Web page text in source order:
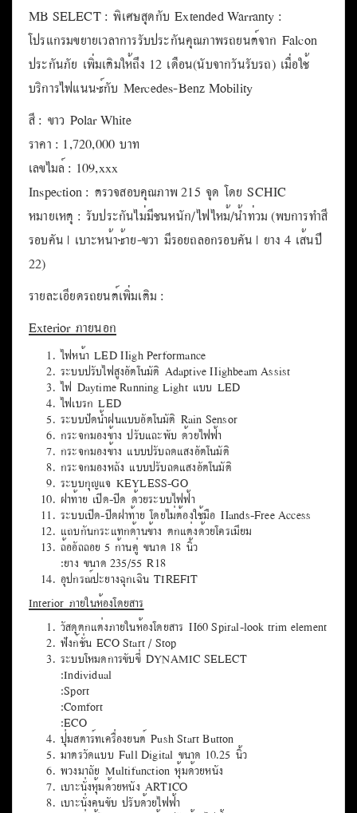
MB SELECT : พิเศษสุดกับ Extended Warranty :
โปรแกรมขยายเวลาการรับประกันคุณภาพรถยนต์จาก Falcon
ประกันภัย เพิ่มเติมให้ถึง 12 เดือน(นับจากวันรับรถ) เมื่อใช้
บริการไฟแนนซ์กับ Mercedes-Benz Mobility
สี : ขาว Polar White
ราคา : 1,720,000 บาท
เลขไมล์ : 109,xxx
Inspection : ตรวจสอบคุณภาพ 215 จุด โดย SCHIC
หมายเหตุ : รับประกันไม่มีชนหนัก/ไฟไหม้/น้ำท่วม (พบการทำสี
รอบคัน | เบาะหน้าซ้าย-ขวา มีรอยถลอกรอบคัน | ยาง 4 เส้นปี
22)
รายละเอียดรถยนต์เพิ่มเติม :
Exterior ภายนอก
ไฟหน้า LED High Performance
ระบบปรับไฟสูงอัตโนมัติ Adaptive Highbeam Assist
ไฟ Daytime Running Light แบบ LED
ไฟเบรก LED
ระบบปัดน้ำฝนแบบอัตโนมัติ Rain Sensor
กระจกมองข้าง ปรับและพับ ด้วยไฟฟ้า
กระจกมองข้าง แบบปรับลดแสงอัตโนมัติ
กระจกมองหลัง แบบปรับลดแสงอัตโนมัติ
ระบบกุญแจ KEYLESS-GO
ฝาท้าย เปิด-ปิด ด้วยระบบไฟฟ้า
ระบบเปิด-ปิดฝาท้าย โดยไม่ต้องใช้มือ Hands-Free Access
แถบกันกระแทกด้านข้าง ตกแต่งด้วยโครเมียม
ล้ออัลลอย 5 ก้านคู่ ขนาด 18 นิ้ว
:ยาง ขนาด 235/55 R18
อุปกรณ์ปะยางฉุกเฉิน TIREFIT
Interior ภายในห้องโดยสาร
วัสดุตกแต่งภายในห้องโดยสาร H60 Spiral-look trim element
ฟังก์ชั่น ECO Start / Stop
ระบบโหมดการขับขี่ DYNAMIC SELECT
:Individual
:Sport
:Comfort
:ECO
ปุ่มสตาร์ทเครื่องยนต์ Push Start Button
มาตรวัดแบบ Full Digital ขนาด 10.25 นิ้ว
พวงมาลัย Multifunction หุ้มด้วยหนัง
เบาะนั่งหุ้มด้วยหนัง ARTICO
เบาะนั่งคนขับ ปรับด้วยไฟฟ้า